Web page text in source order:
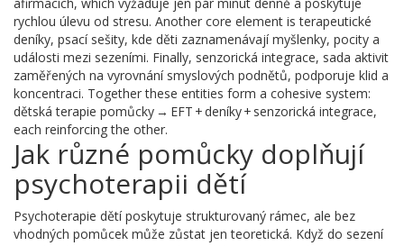
rychlou úlevu od stresu. Another core element isterapeutické
deníky, psací sešity, kde děti zaznamenávají myšlenky, pocity a
události mezi sezeními. Finally, senzorická integrace, sada aktivit
zaměřených na vyrovnání smyslových podnětů, podporuje klid a
koncentraci. Together these entities form a cohesive system:
dětská terapie pomůcky → EFT + deníky + senzorická integrace,
each reinforcing the other.
Jak různé pomůcky doplňují
psychoterapii dětí
Psychoterapie dětí poskytuje strukturovaný rámec, ale bez
vhodných pomůcek může zůstat jen teoretická. Když do sezení